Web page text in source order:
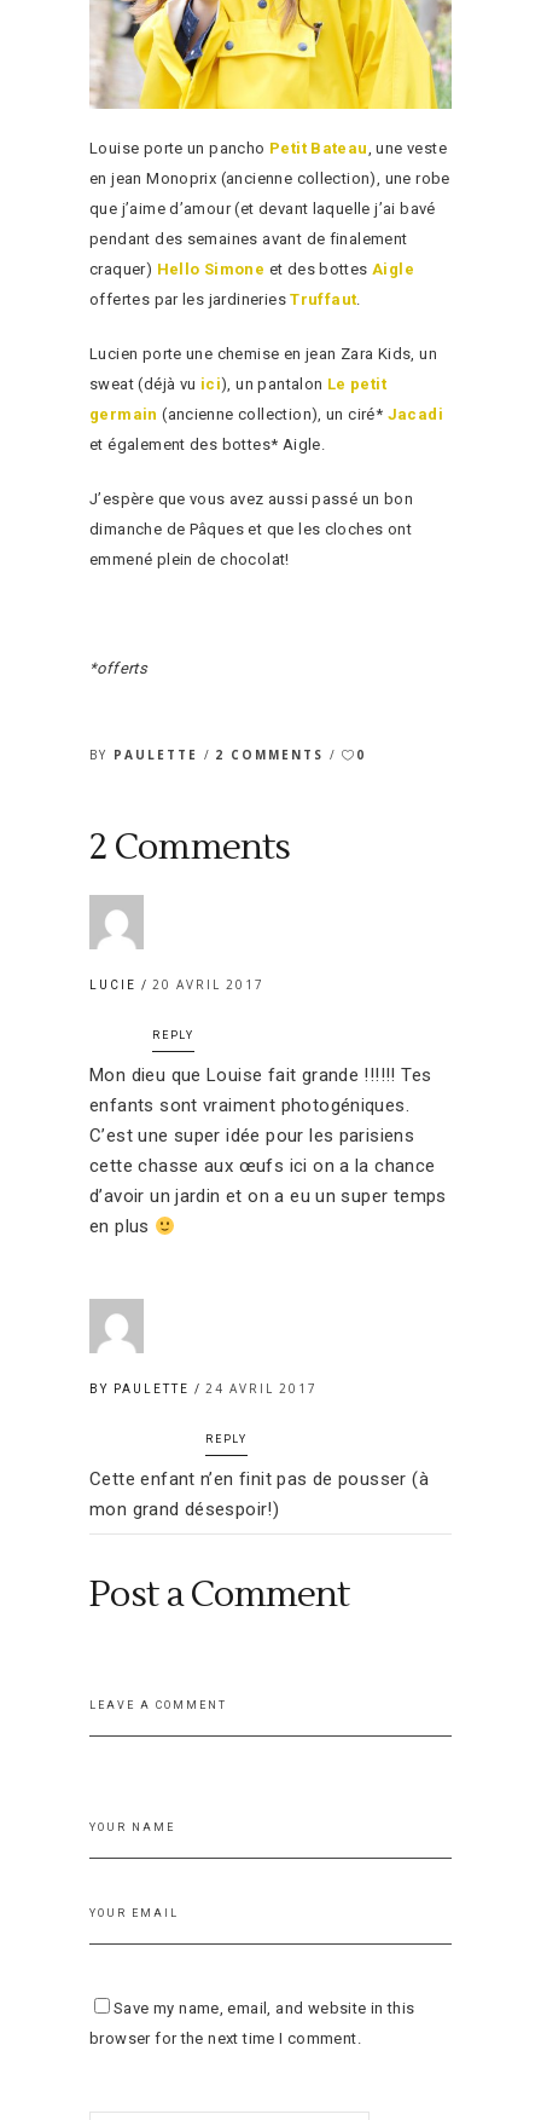
Louise porte un pancho Petit Bateau, une veste
en jean Monoprix (ancienne collection), une robe
que j’aime d’amour (et devant laquelle j’ai bavé
pendant des semaines avant de finalement
craquer) Hello Simone et des bottesAigle
offertes par les jardineriesTruffaut.
Lucien porte une chemise en jean Zara Kids, un
sweat (déjà vu ici), un pantalon Le petit
germain (ancienne collection), un ciré* Jacadi
et également des bottes* Aigle.
J’espère que vous avez aussi passé un bon
dimanche de Pâques et que les cloches ont
emmené plein de chocolat!
*offerts
BY PAULETTE 2 COMMENTS 0
2 Comments
LUCIE 20 AVRIL 2017
REPLY
Mon dieu que Louise fait grande !!!!!! Tes
enfants sont vraiment photogéniques.
C’est une super idée pour les parisiens
cette chasse aux œufs ici on a la chance
d’avoir un jardin et on a eu un super temps
en plus
BY PAULETTE 24 AVRIL 2017
REPLY
Cette enfant n’en finit pas de pousser (à
mon grand désespoir!)
Post a Comment
Save my name, email, and website in this
browser for the next time I comment.